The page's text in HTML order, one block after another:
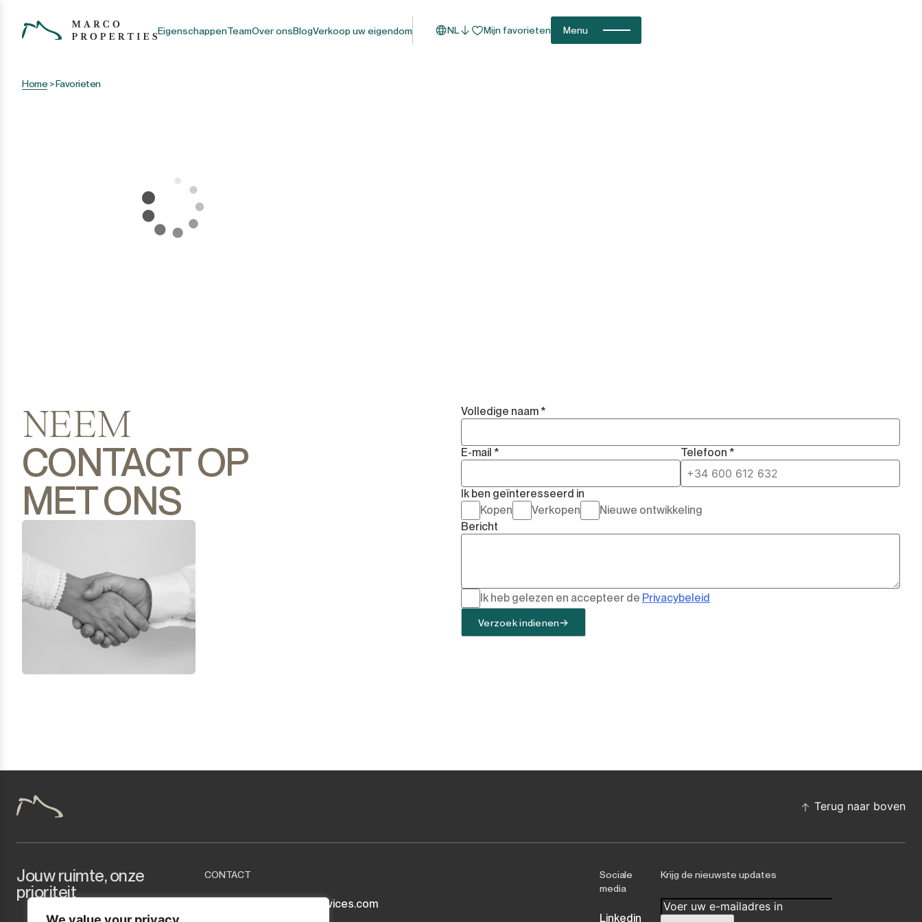
EigenschappenTeamOver onsBlogVerkoop uw eigendom NL Mijn favorieten Menu
Home >Favorieten
NEEM
CONTACT OP
MET ONS
Volledige naam *
E-mail * Telefoon *
Ik ben geïnteresseerd in
Kopen
Verkopen
Nieuwe ontwikkeling
Bericht
Ik heb gelezen en accepteer de Privacybeleid
Verzoek indienen
Terug naar boven
Jouw ruimte, onze
prioriteit
CONTACT
info@marcopropertyservices.com
Sociale
media
Linkedin
Krijg de nieuwste updates